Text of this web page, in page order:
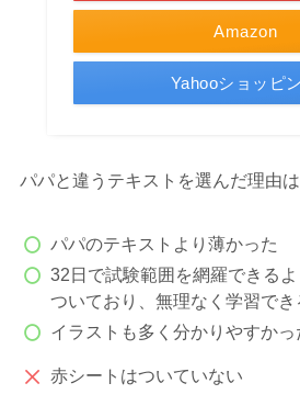
Amazon
Yahooショッピ
パパと違うテキストを選んだ理由は
パパのテキストより薄かった
32日で試験範囲を網羅できる
ついており、無理なく学習でき
イラストも多く分かりやすかっ
赤シートはついていない